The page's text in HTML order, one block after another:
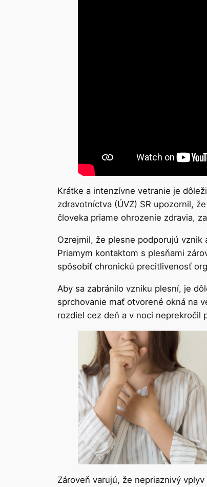
Krátke a intenzívne vetranie je
zdravotníctva (ÚVZ) SR upozornil,
človeka priame ohrozenie zdravia,
Ozrejmil, že plesne podporujú
Priamym kontaktom s plesňami
spôsobiť chronickú precitlivenosť
Aby sa zabránilo vzniku plesní, je
sprchovanie mať otvorené okná na
rozdiel cez deň a v noci neprekročil
Zároveň varujú, že nepriaznivý